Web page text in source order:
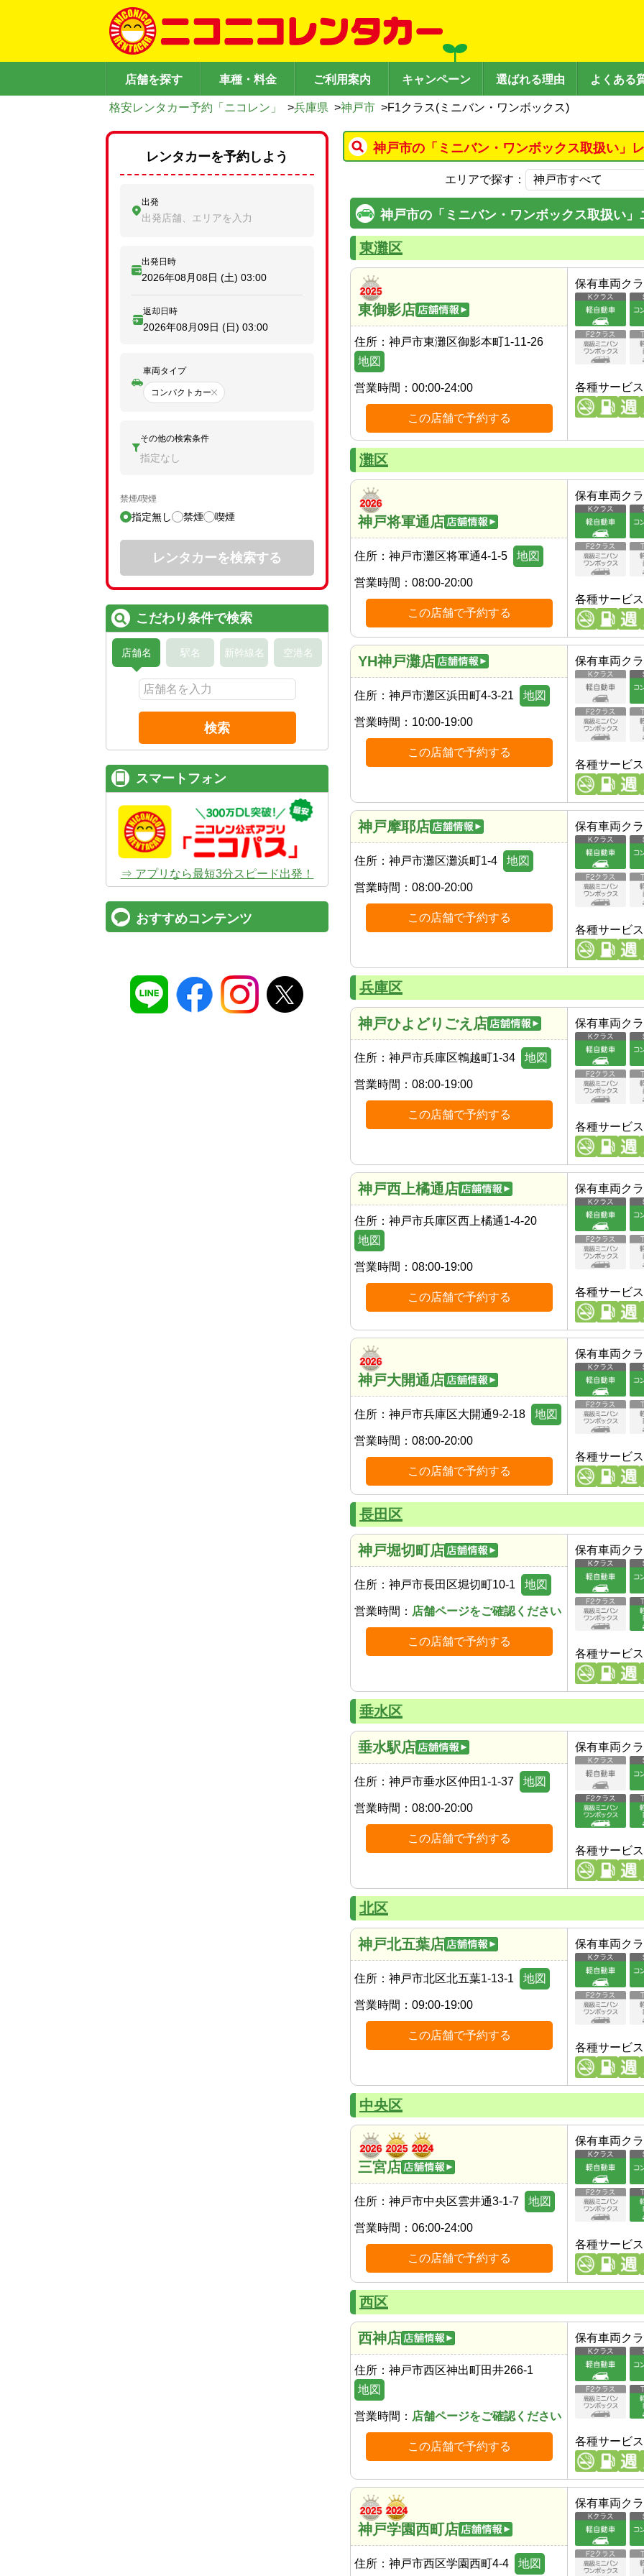
店舗を探す 車種・料金 ご利用案内 キャンペーン 選ばれる理由 よくある
格安レンタカー予約「ニコレン」 >兵庫県 >神戸市 >F1クラス(ミニバン・ワンボックス)
神戸市の「ミニバン・ワンボックス取扱い」
エリアで探す：
神戸市の「ミニバン・ワンボックス取扱い
東灘区
東御影店
住所： 神戸市東灘区御影本町1-11-26
地図
営業時間： 00:00-24:00
この店舗で予約する
保有車両ク
各種サービス
灘区
神戸将軍通店
住所： 神戸市灘区将軍通4-1-5 地図
営業時間： 08:00-20:00
この店舗で予約する
保有車両ク
各種サービス
YH神戸灘店
住所： 神戸市灘区浜田町4-3-21 地図
営業時間： 10:00-19:00
この店舗で予約する
保有車両ク
各種サービス
神戸摩耶店
住所： 神戸市灘区灘浜町1-4 地図
営業時間： 08:00-20:00
この店舗で予約する
保有車両ク
各種サービス
兵庫区
神戸ひよどりごえ店
住所： 神戸市兵庫区鵯越町1-34 地図
営業時間： 08:00-19:00
この店舗で予約する
保有車両ク
各種サービス
神戸西上橘通店
住所： 神戸市兵庫区西上橘通1-4-20
地図
営業時間： 08:00-19:00
この店舗で予約する
保有車両ク
各種サービス
神戸大開通店
住所： 神戸市兵庫区大開通9-2-18 地図
営業時間： 08:00-20:00
この店舗で予約する
保有車両ク
各種サービス
長田区
神戸堀切町店
住所： 神戸市長田区堀切町10-1 地図
営業時間： 店舗ページをご確認ください
この店舗で予約する
保有車両ク
各種サービス
垂水区
垂水駅店
住所： 神戸市垂水区仲田1-1-37 地図
営業時間： 08:00-20:00
この店舗で予約する
保有車両ク
各種サービス
北区
神戸北五葉店
住所： 神戸市北区北五葉1-13-1 地図
営業時間： 09:00-19:00
この店舗で予約する
保有車両ク
各種サービス
中央区
三宮店
住所： 神戸市中央区雲井通3-1-7 地図
営業時間： 06:00-24:00
この店舗で予約する
保有車両ク
各種サービス
西区
西神店
住所： 神戸市西区神出町田井266-1
地図
営業時間： 店舗ページをご確認ください
この店舗で予約する
保有車両ク
各種サービス
神戸学園西町店
住所： 神戸市西区学園西町4-4 地図
保有車両ク
レンタカーを予約しよう
出発
出発店舗、エリアを入力
出発日時
2026年08月08日 (土) 03:00
返却日時
2026年08月09日 (日) 03:00
車両タイプ
コンパクトカー
その他の検索条件
指定なし
禁煙/喫煙
指定無し 禁煙 喫煙
レンタカーを検索する
こだわり条件で検索
店舗名 駅名 新幹線名 空港名
検索
スマートフォン
⇒ アプリなら最短3分スピード出発！
おすすめコンテンツ